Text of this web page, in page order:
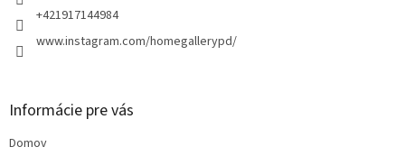
+421917144984
www.instagram.com/homegallerypd/
Informácie pre vás
Domov